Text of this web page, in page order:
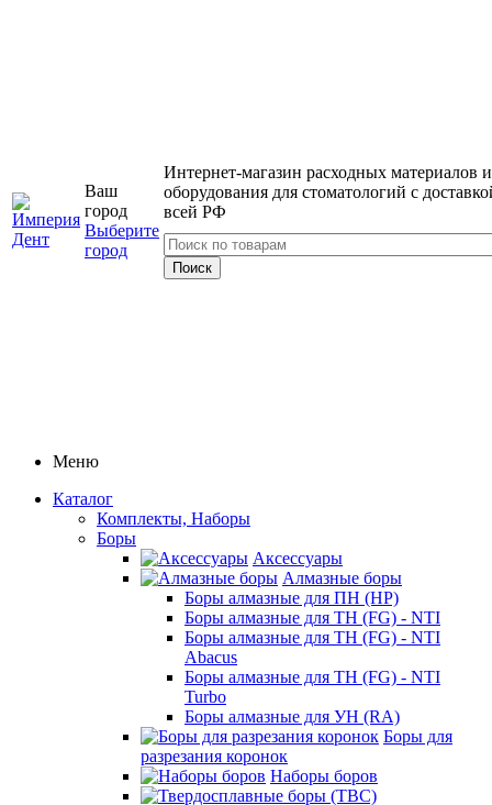
Ваш
город
Выберите
город
Интернет-магазин расходных материалов и
оборудования для стоматологий с
всей РФ
Меню
Каталог
Комплекты, Наборы
Боры
Аксессуары
Алмазные боры
Боры алмазные для ПН (HP)
Боры алмазные для ТН (FG) - NTI
Боры алмазные для ТН (FG) - NTI
Abacus
Боры алмазные для ТН (FG) - NTI
Turbo
Боры алмазные для УН (RA)
Боры для
разрезания коронок
Наборы боров